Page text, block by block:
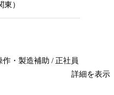
）
・製造補助 / 正社員
詳細を表示